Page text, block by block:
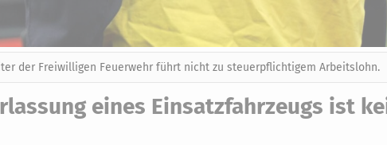
der Freiwilligen Feuerwehr führt nicht zu steuerpflichtigem Arbeitslohn.
eines Einsatzfahrzeugs ist